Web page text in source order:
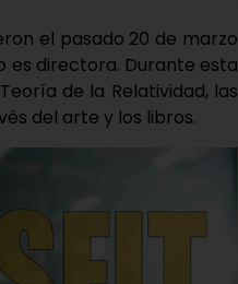
el pasado 20 de marzo
es directora. Durante esta
de la Relatividad, las
del arte y los libros.